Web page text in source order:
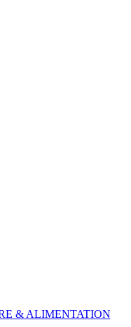
& ALIMENTATION